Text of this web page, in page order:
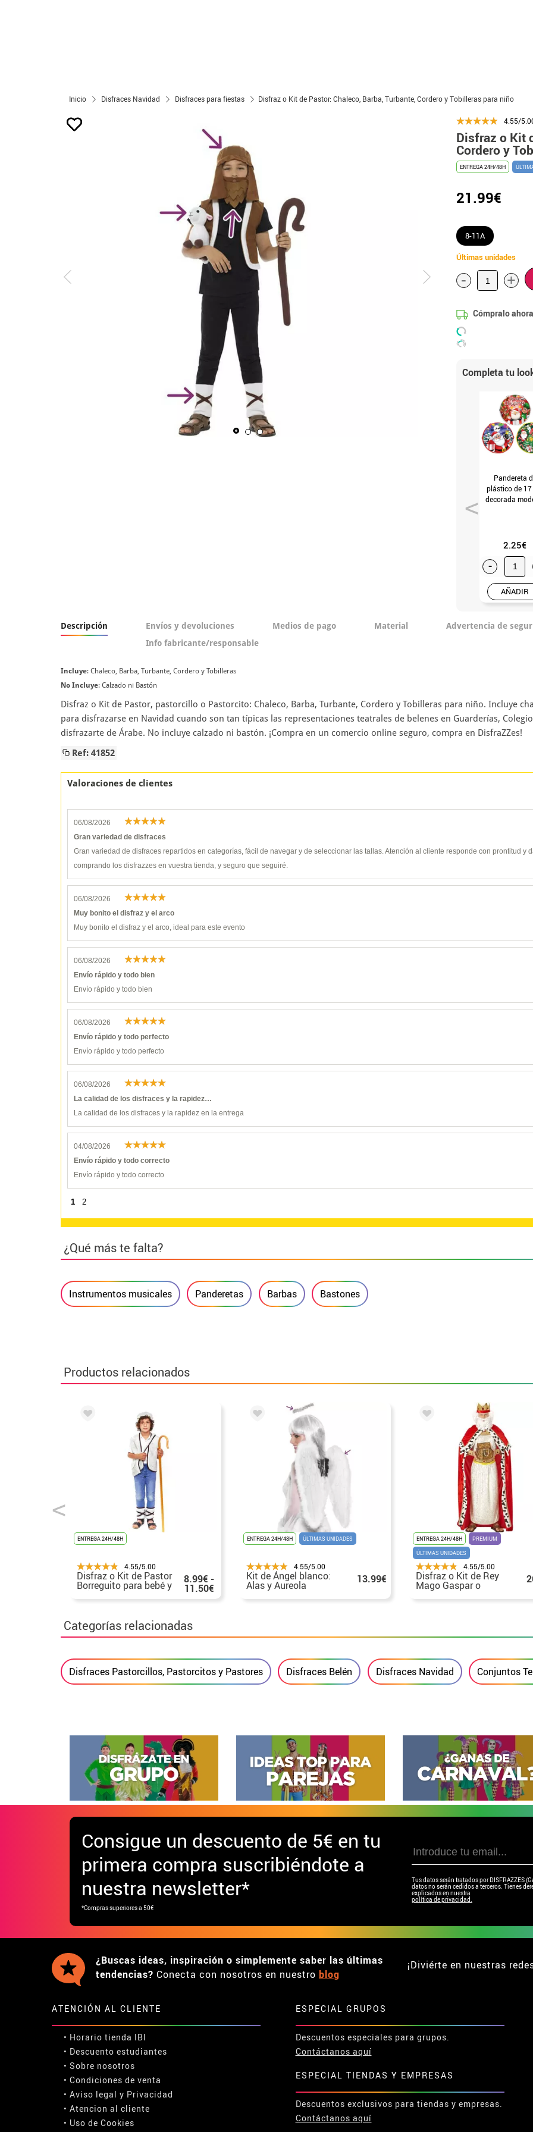
Inicio Disfraces Navidad Disfraces para fiestas Disfraz o Kit de Pastor: Chaleco, Barba, Turbante, Cordero y Tobilleras para niño
4.55/
Disfraz o Kit
Cordero y
ENTREGA 24H/48H
21.99€
8-11A
Últimas unidades
- +
Cómpralo
Completa tu
Pandereta
plástico de
decorada
2.25€
-
AÑADIR
Descripción Envíos y devoluciones Medios de pago Material
Advertencia de
Info fabricante/responsable
Incluye: Chaleco, Barba, Turbante, Cordero y Tobilleras
No Incluye: Calzado ni Bastón
Disfraz o Kit de Pastor, pastorcillo o Pastorcito: Chaleco, Barba, Turbante, Cordero y Tobilleras para niño. Incluye
para disfrazarse en Navidad cuando son tan típicas las representaciones teatrales de belenes en Guarderías,
disfrazarte de Árabe. No incluye calzado ni bastón. ¡Compra en un comercio online seguro, compra en DisfraZZes!
Ref: 41852
Valoraciones de clientes
06/08/2026
Gran variedad de disfraces
Gran variedad de disfraces repartidos en categorías, fácil de navegar y de seleccionar las tallas. Atención al cliente responde con prontitud y
comprando los disfrazzes en vuestra tienda, y seguro que seguiré.
06/08/2026
Muy bonito el disfraz y el arco
Muy bonito el disfraz y el arco, ideal para este evento
06/08/2026
Envío rápido y todo bien
Envío rápido y todo bien
06/08/2026
Envío rápido y todo perfecto
Envío rápido y todo perfecto
06/08/2026
La calidad de los disfraces y la rapidez…
La calidad de los disfraces y la rapidez en la entrega
04/08/2026
Envío rápido y todo correcto
Envío rápido y todo correcto
1 2
¿Qué más te falta?
Instrumentos musicales Panderetas Barbas Bastones
Productos relacionados
ENTREGA 24H/48H
4.55/5.00
Disfraz o Kit de Pastor
Borreguito para bebé y 8.99€ -
11.50€
ENTREGA 24H/48H ÚLTIMAS UNIDADES
4.55/5.00
Kit de Ángel blanco:
Alas y Aureola
55x50cm
13.99€
ENTREGA 24H/48H
PREMIUM
ÚLTIMAS UNIDADES
4.55/5.00
Disfraz o Kit de Rey
Mago Gaspar o
Medieval para
hombre: Capa y
Categorías relacionadas
Disfraces Pastorcillos, Pastorcitos y Pastores Disfraces Belén Disfraces Navidad Conjuntos
Consigue un descuento de 5€ en tu
primera compra suscribiéndote a
nuestra newsletter*
*Compras superiores a 50€
Tus datos serán tratados por DISFRAZZES
datos no serán cedidos a terceros. Tienes
explicados en nuestra
política de privacidad.
¿Buscas ideas, inspiración o simplemente saber las últimas
tendencias? Conecta con nosotros en nuestro blog
¡Diviérte en nuestras
ATENCIÓN AL CLIENTE
• Horario tienda IBI
• Descuento estudiantes
• Sobre nosotros
• Condiciones de venta
• Aviso legal y Privacidad
• Atencion al cliente
• Uso de Cookies
ESPECIAL GRUPOS
Descuentos especiales para grupos.
Contáctanos aquí
ESPECIAL TIENDAS Y EMPRESAS
Descuentos exclusivos para tiendas y empresas.
Contáctanos aquí